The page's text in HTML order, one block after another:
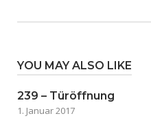
YOU MAY ALSO LIKE
239 – Türöffnung
1. Januar 2017